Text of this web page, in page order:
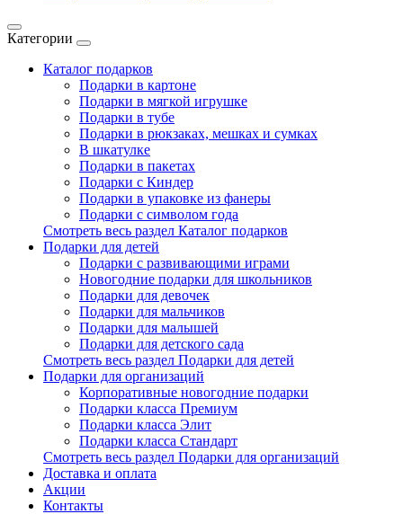
Категории
Каталог подарков
Подарки в картоне
Подарки в мягкой игрушке
Подарки в тубе
Подарки в рюкзаках, мешках и сумках
В шкатулке
Подарки в пакетах
Подарки с Киндер
Подарки в упаковке из фанеры
Подарки с символом года
Смотреть весь раздел Каталог подарков
Подарки для детей
Подарки с развивающими играми
Новогодние подарки для школьников
Подарки для девочек
Подарки для мальчиков
Подарки для малышей
Подарки для детского сада
Смотреть весь раздел Подарки для детей
Подарки для организаций
Корпоративные новогодние подарки
Подарки класса Премиум
Подарки класса Элит
Подарки класса Стандарт
Смотреть весь раздел Подарки для организаций
Доставка и оплата
Акции
Контакты